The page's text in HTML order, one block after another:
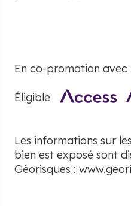
En co-promotion avec
Éligible
Les informations sur
bien est exposé sont
Géorisques :